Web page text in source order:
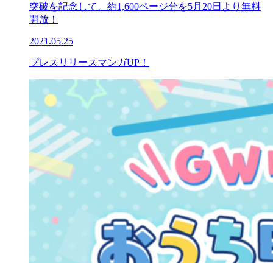
突破を記念して、約1,600ページ分を5月20日より無料
開放！
2021.05.25
プレスリリースマンガUP！